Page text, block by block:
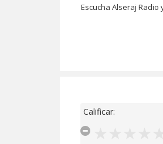
Escucha Alseraj
Calificar: